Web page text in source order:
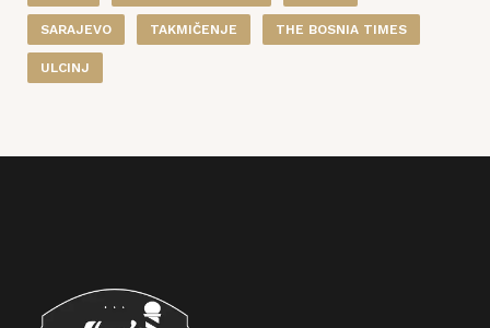
SARAJEVO TAKMIČENJE THE BOSNIA TIMES
ULCINJ